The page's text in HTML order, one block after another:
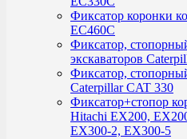
Фиксатор коронки
EC460C
Фиксатор,
экскаваторов
Фиксатор,
Caterpillar CAT 330
Фиксатор+стопор
Hitachi EX200,
EX300-2, EX300-5